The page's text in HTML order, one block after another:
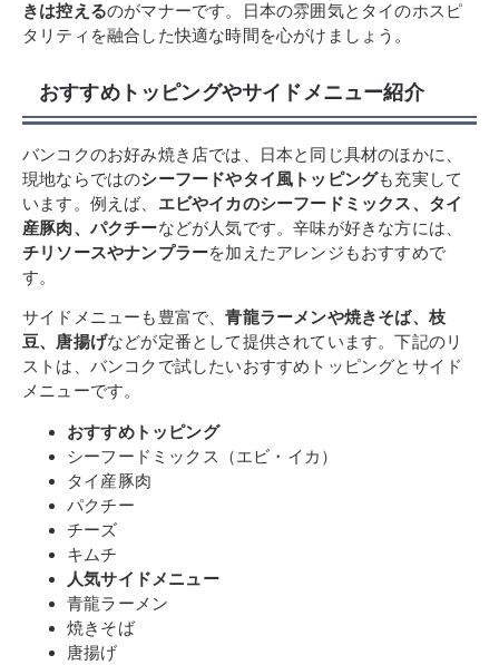
きは控えるのがマナーです。日本の雰囲気とタイのホスピ
タリティを融合した快適な時間を心がけましょう。
おすすめトッピングやサイドメニュー紹介
バンコクのお好み焼き店では、日本と同じ具材のほかに、
現地ならではのシーフードやタイ風トッピングも充実して
います。例えば、 エビやイカのシーフードミックス、タイ
産豚肉、パクチーなどが人気です。辛味が好きな方には、
チリソースやナンプラーを加えたアレンジもおすすめで
す。
サイドメニューも豊富で、青龍ラーメンや焼きそば、枝
豆、唐揚げなどが定番として提供されています。下記のリ
ストは、バンコクで試したいおすすめトッピングとサイド
メニューです。
おすすめトッピング
シーフードミックス（エビ・イカ）
タイ産豚肉
パクチー
チーズ
キムチ
人気サイドメニュー
青龍ラーメン
焼きそば
唐揚げ